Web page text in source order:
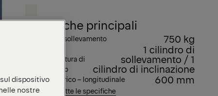
Specifiche principali
Capacità di sollevamento 750 kg
dell’attrezzatura di
sollevamento
1 cilindro di
sollevamento / 1
cilindro di inclinazione
Centro di carico – longitudinale 600 mm
Visualizza tutte le specifiche
dispositivo
nostre